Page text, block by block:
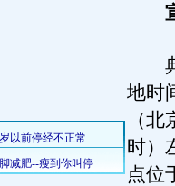
宣
典
地时
（
时）
点位